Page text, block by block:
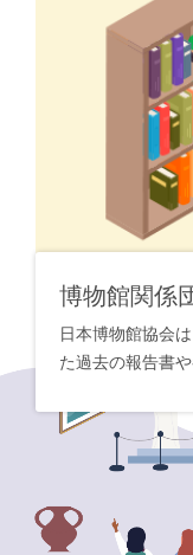
博物館関係
日本博物館協会
た過去の報告書